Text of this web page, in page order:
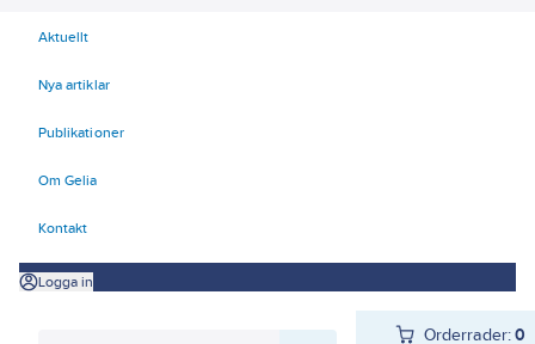
Aktuellt
Nya artiklar
Publikationer
Om Gelia
Kontakt
Logga in
Orderrader:0